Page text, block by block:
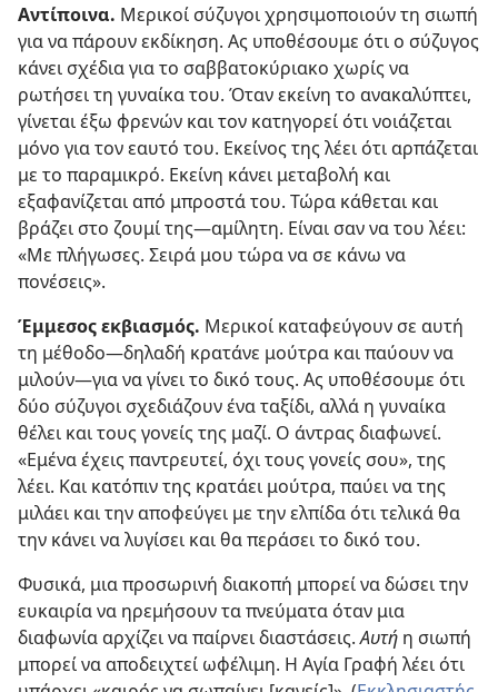
Αντίποινα. Μερικοί σύζυγοι χρησιμοποιούν τη σιωπή
για να πάρουν εκδίκηση. Ας υποθέσουμε ότι ο σύζυγος
κάνει σχέδια για το σαββατοκύριακο χωρίς να
ρωτήσει τη γυναίκα του. Όταν εκείνη το ανακαλύπτει,
γίνεται έξω φρενών και τον κατηγορεί ότι νοιάζεται
μόνο για τον εαυτό του. Εκείνος της λέει ότι αρπάζεται
με το παραμικρό. Εκείνη κάνει μεταβολή και
εξαφανίζεται από μπροστά του. Τώρα κάθεται και
βράζει στο ζουμί της—αμίλητη. Είναι σαν να του λέει:
«Με πλήγωσες. Σειρά μου τώρα να σε κάνω να
πονέσεις».
Έμμεσος εκβιασμός. Μερικοί καταφεύγουν σε αυτή
τη μέθοδο—δηλαδή κρατάνε μούτρα και παύουν να
μιλούν—για να γίνει το δικό τους. Ας υποθέσουμε ότι
δύο σύζυγοι σχεδιάζουν ένα ταξίδι, αλλά η γυναίκα
θέλει και τους γονείς της μαζί. Ο άντρας διαφωνεί.
«Εμένα έχεις παντρευτεί, όχι τους γονείς σου», της
λέει. Και κατόπιν της κρατάει μούτρα, παύει να της
μιλάει και την αποφεύγει με την ελπίδα ότι τελικά θα
την κάνει να λυγίσει και θα περάσει το δικό του.
Φυσικά, μια προσωρινή διακοπή μπορεί να δώσει την
ευκαιρία να ηρεμήσουν τα πνεύματα όταν μια
διαφωνία αρχίζει να παίρνει διαστάσεις.Αυτή η σιωπή
μπορεί να αποδειχτεί ωφέλιμη. Η Αγία Γραφή λέει ότι